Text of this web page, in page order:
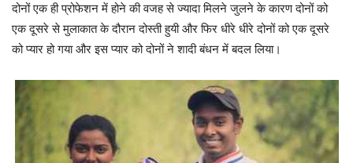
दोनों एक ही प्रोफेशन में होने की वजह से ज्यादा मिलने जुलने के कारण दोनों को
एक दूसरे से मुलाकात के दौरान दोस्ती हुयी और फिर धीरे धीरे दोनों को एक दूसरे
को प्यार हो गया और इस प्यार को दोनों ने शादी बंधन में बदल लिया।